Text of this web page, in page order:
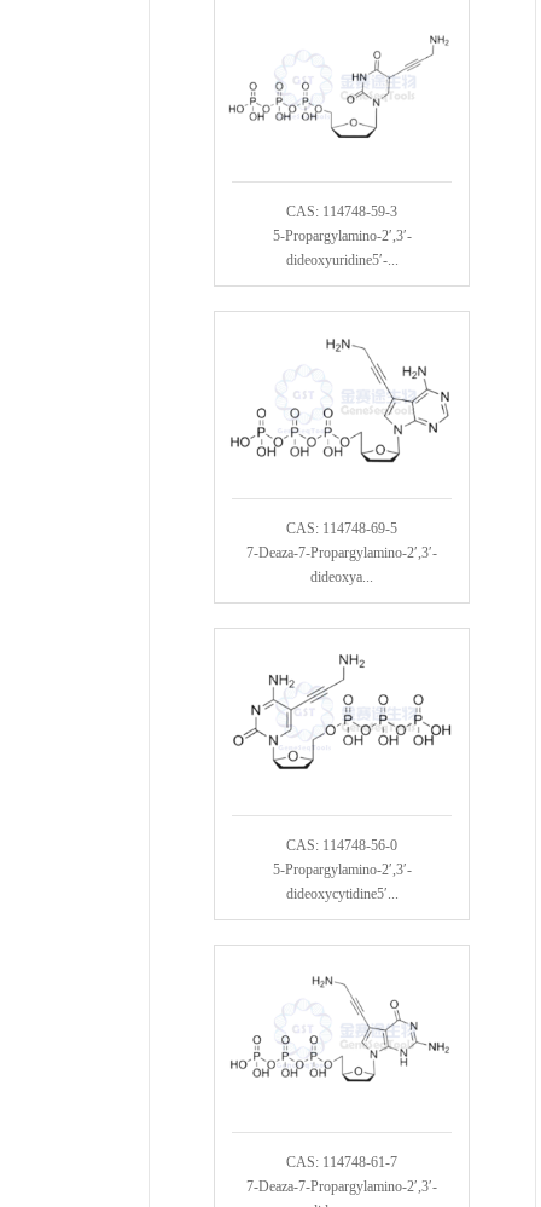
CAS: 114748-59-3
5-Propargylamino-2′,3′-
dideoxyuridine5′-...
CAS: 114748-69-5
7-Deaza-7-Propargylamino-2′,3′-
dideoxya...
CAS: 114748-56-0
5-Propargylamino-2′,3′-
dideoxycytidine5′...
CAS: 114748-61-7
7-Deaza-7-Propargylamino-2′,3′-